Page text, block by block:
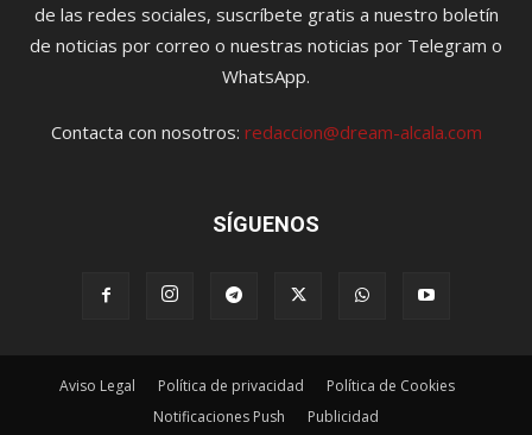
de las redes sociales, suscríbete gratis a nuestro boletín
de noticias por correo o nuestras noticias por Telegram o
WhatsApp.
Contacta con nosotros: redaccion@dream-alcala.com
SÍGUENOS
Aviso Legal Política de privacidad
Política de Cookies
Notificaciones Push
Publicidad